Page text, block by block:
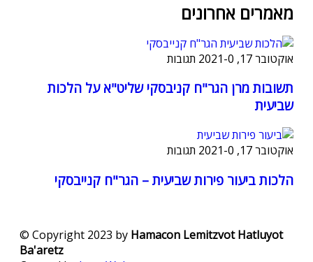
מאמרים אחרונים
אוקטובר 17, 2021 -0 תגובות
תשובות מרן הגר"ח קניבסקי שליט"א על הלכות
שביעית
אוקטובר 17, 2021 -0 תגובות
הלכות ביעור פירות שביעית – הגר"ח קנייבסקי
© Copyright 2023 by Hamacon Lemitzvot Hatluyot
Ba'aretz